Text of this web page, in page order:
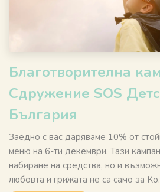
Благотворителна
Сдружение SOS
България
Заедно с вас даряваме 10% от
меню на 6-ти декември. Тази
набиране на средства, но и
любовта и грижата не са само за